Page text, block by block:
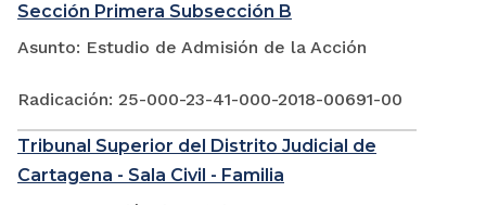
Sección Primera Subsección B
Asunto: Estudio de Admisión de la Acción
Radicación: 25-000-23-41-000-2018-00691-00
Tribunal Superior del Distrito Judicial de
Cartagena - Sala Civil - Familia